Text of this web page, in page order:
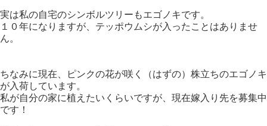
実は私の自宅のシンボルツリーもエゴノキです。
１０年になりますが、テッポウムシが入ったことはありませ
ん。
ちなみに現在、ピンクの花が咲く（はずの）株立ちのエゴノキ
が入荷しています。
私が自分の家に植えたいくらいですが、現在嫁入り先を募集中
です！